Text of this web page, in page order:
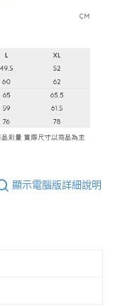
顯示電腦版詳細說明